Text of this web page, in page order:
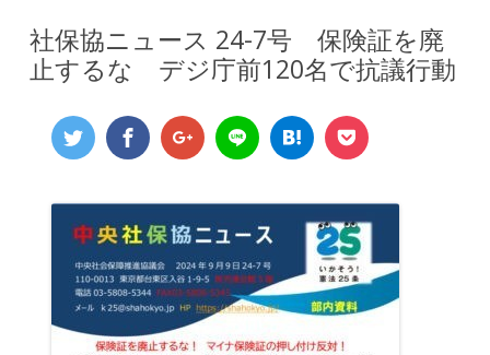
社保協ニュース 24-7号 保険証を廃
止するな デジ庁前120名で抗議行動